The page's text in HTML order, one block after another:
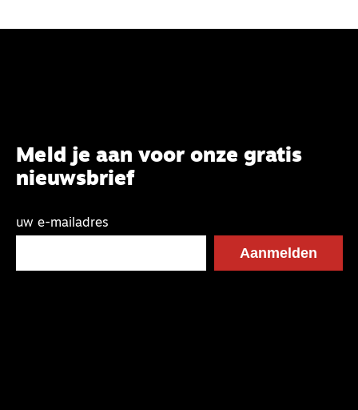
Meld je aan voor onze gratis
nieuwsbrief
uw e-mailadres